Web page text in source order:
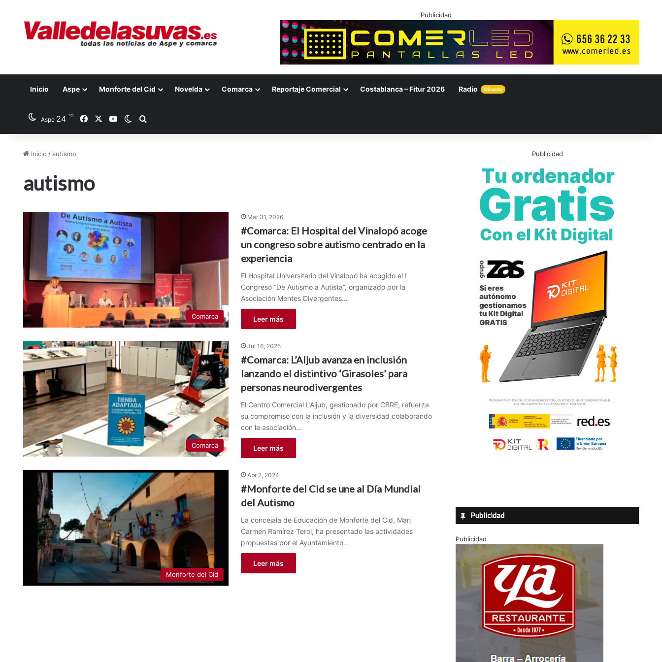
Publicidad
Inicio Aspe Monforte del Cid Novelda Comarca Reportaje Comercial Costablanca – Fitur 2026 Radio Directo
Aspe 24 ℃ FacebookYouTubeSwitch skin
Inicio /autismo
autismo
Comarca
Mar 31, 2026
#Comarca: El Hospital del Vinalopó acoge
un congreso sobre autismo centrado en la
experiencia
El Hospital Universitario del Vinalopó ha acogido el I
Congreso “De Autismo a Autista”, organizado por la
Asociación Mentes Divergentes…
Leer más
Comarca
Jul 16, 2025
#Comarca: L’Aljub avanza en inclusión
lanzando el distintivo ‘Girasoles’ para
personas neurodivergentes
El Centro Comercial L’Aljub, gestionado por CBRE, refuerza
su compromiso con la inclusión y la diversidad colaborando
con la asociación…
Leer más
Monforte del Cid
Abr 2, 2024
#Monforte del Cid se une al Día Mundial
del Autismo
La concejala de Educación de Monforte del Cid, Mari
Carmen Ramírez Terol, ha presentado las actividades
propuestas por el Ayuntamiento…
Leer más
Publicidad
Publicidad
Publicidad